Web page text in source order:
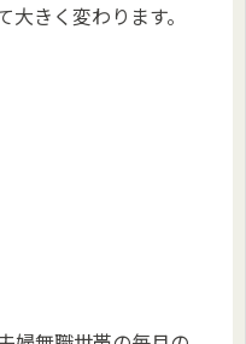
きく変わります。